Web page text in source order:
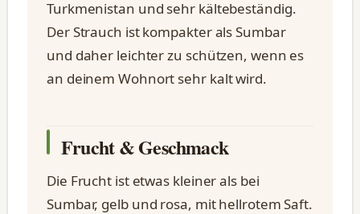
Turkmenistan und sehr kältebeständig.
Der Strauch ist kompakter als Sumbar
und daher leichter zu schützen, wenn es
an deinem Wohnort sehr kalt wird.
Frucht & Geschmack
Die Frucht ist etwas kleiner als bei
Sumbar, gelb und rosa, mit hellrotem Saft.